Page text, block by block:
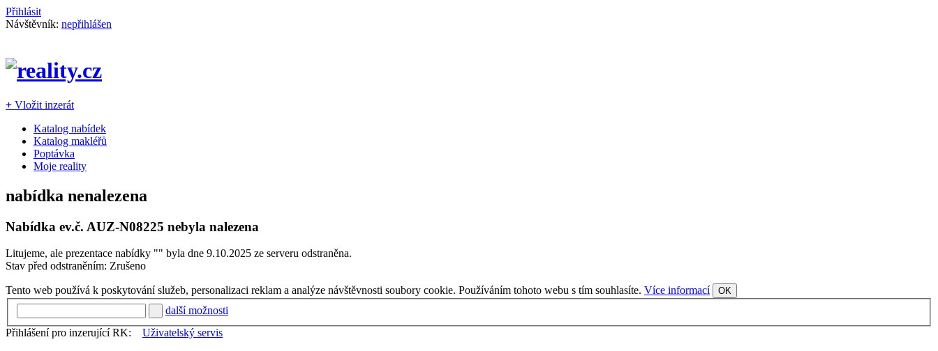
Přihlásit
Návštěvník: nepřihlášen
+ Vložit inzerát
Katalog nabídek
Katalog makléřů
Poptávka
Moje reality
nabídka nenalezena
Nabídka ev.č. AUZ-N08225 nebyla nalezena
Litujeme, ale prezentace nabídky "" byla dne 9.10.2025 ze serveru odstraněna.
Stav před odstraněním: Zrušeno
Tento web používá k poskytování služeb, personalizaci reklam a analýze návštěvnosti soubory cookie. Používáním tohoto webu s tím souhlasíte. Více informací OK
další možnosti
Přihlášení pro inzerující RK:
Uživatelský servis